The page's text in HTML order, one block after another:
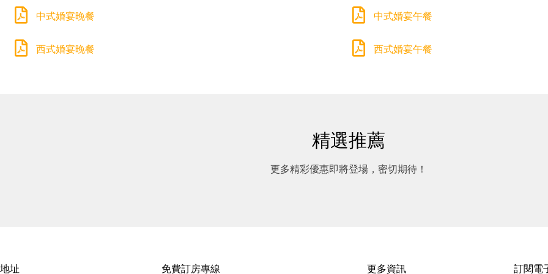
中式婚宴晚餐 中式婚宴午餐
西式婚宴晚餐 西式婚宴午餐
精選推薦
更多精彩優惠即將登場，密切期待！
地址 免費訂房專線 更多資訊 訂閱電